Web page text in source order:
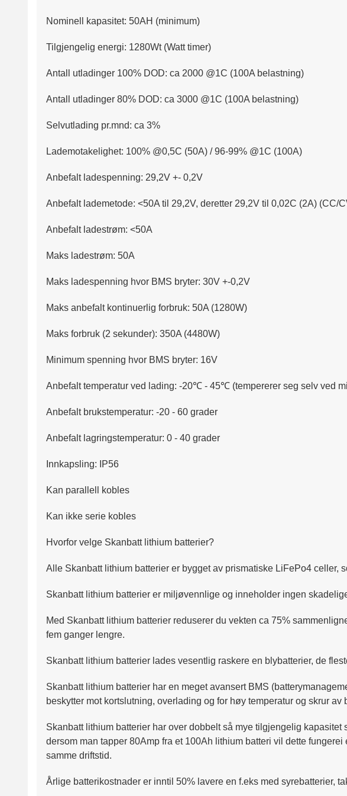
Nominell kapasitet: 50AH (minimum)
Tilgjengelig energi: 1280Wt (Watt timer)
Antall utladinger 100% DOD: ca 2000 @1C (100A belastning)
Antall utladinger 80% DOD: ca 3000 @1C (100A belastning)
Selvutlading pr.mnd: ca 3%
Lademotakelighet: 100% @0,5C (50A) / 96-99% @1C (100A)
Anbefalt ladespenning: 29,2V +- 0,2V
Anbefalt lademetode: <50A til 29,2V, deretter 29,2V til 0,02C (2A) (CC/
Anbefalt ladestrøm: <50A
Maks ladestrøm: 50A
Maks ladespenning hvor BMS bryter: 30V +-0,2V
Maks anbefalt kontinuerlig forbruk: 50A (1280W)
Maks forbruk (2 sekunder): 350A (4480W)
Minimum spenning hvor BMS bryter: 16V
Anbefalt temperatur ved lading: -20℃ - 45℃ (tempererer seg selv ved
Anbefalt brukstemperatur: -20 - 60 grader
Anbefalt lagringstemperatur: 0 - 40 grader
Innkapsling: IP56
Kan parallell kobles
Kan ikke serie kobles
Hvorfor velge Skanbatt lithium batterier?
Alle Skanbatt lithium batterier er bygget av prismatiske LiFePo4 celler,
Skanbatt lithium batterier er miljøvennlige og inneholder ingen
Med Skanbatt lithium batterier reduserer du vekten ca 75%
fem ganger lengre.
Skanbatt lithium batterier lades vesentlig raskere en blybatterier, de
Skanbatt lithium batterier har en meget avansert BMS
beskytter mot kortslutning, overlading og for høy temperatur og skrur
Skanbatt lithium batterier har over dobbelt så mye tilgjengelig
dersom man tapper 80Amp fra et 100Ah lithium batteri vil dette
samme driftstid.
Årlige batterikostnader er inntil 50% lavere en f.eks med syrebatterier,